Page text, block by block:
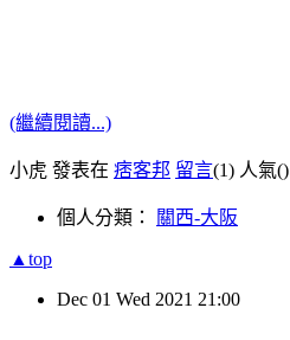
(繼續閱讀...)
小虎 發表在 痞客邦 留言(1) 人氣()
個人分類： 關西-大阪
▲top
Dec 01 Wed 2021 21:00